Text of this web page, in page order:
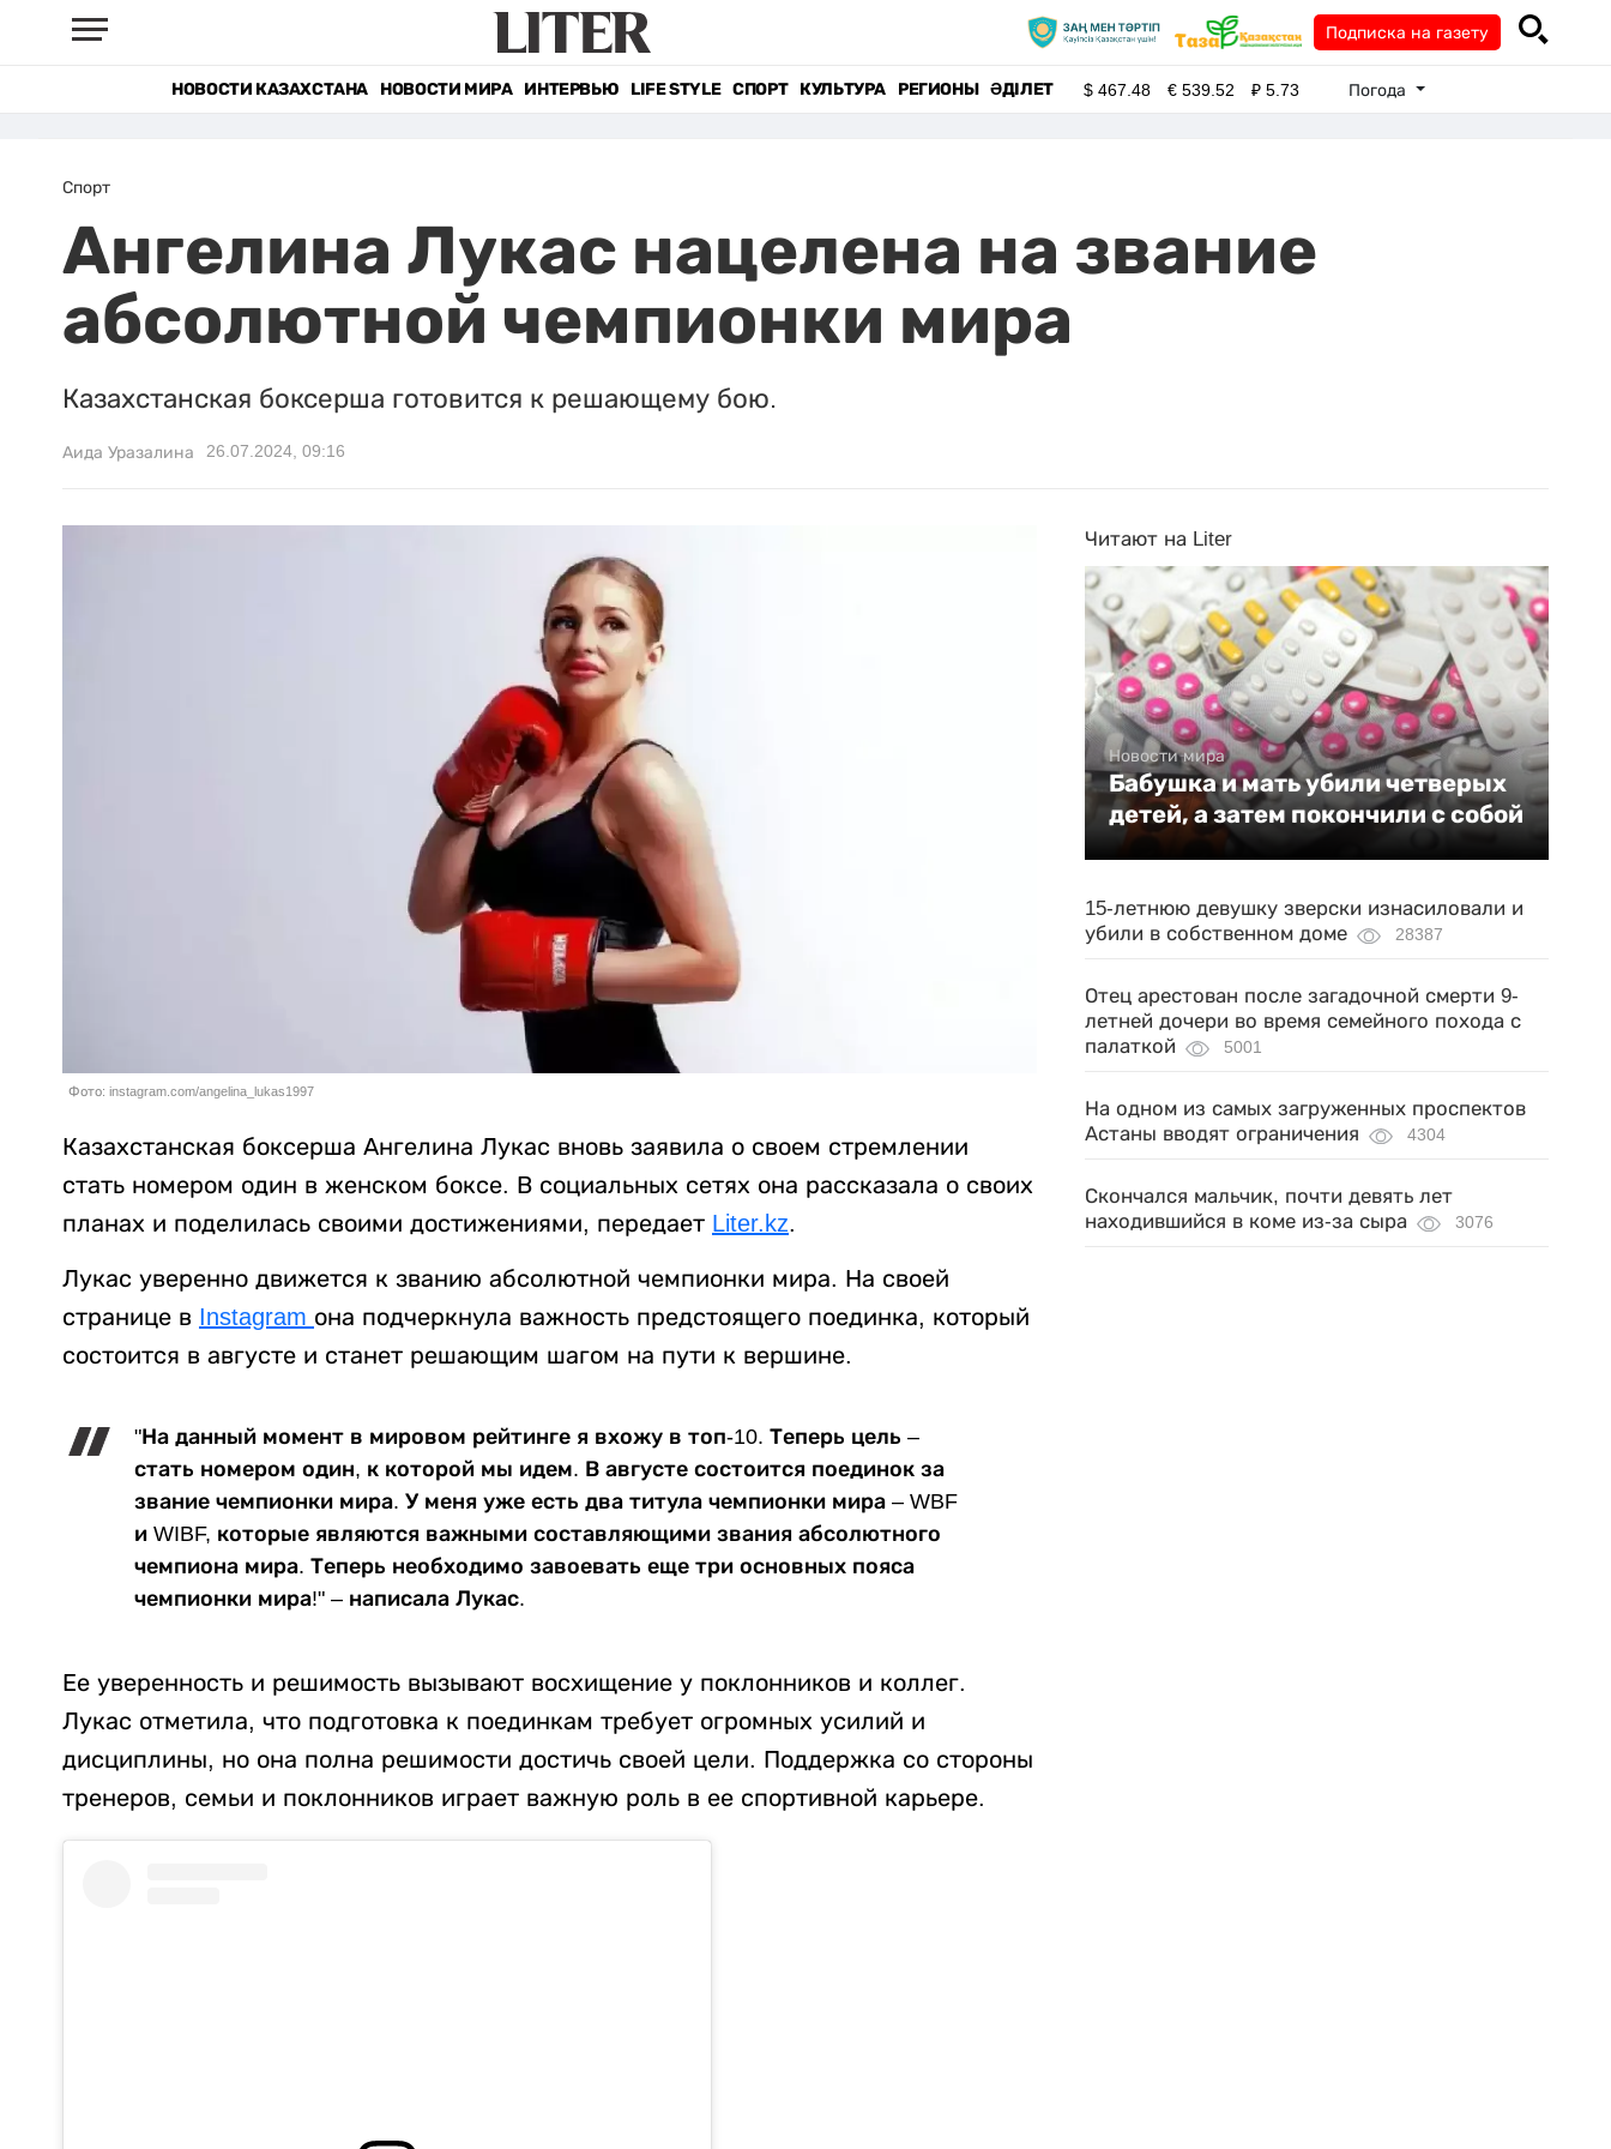
Подписка на газету
НОВОСТИ КАЗАХСТАНА НОВОСТИ МИРА ИНТЕРВЬЮ LIFE STYLE СПОРТ КУЛЬТУРА РЕГИОНЫ ӘДІЛЕТ $467.48 €539.52 ₽5.73 Погода
Спорт
Ангелина Лукас нацелена на звание
абсолютной чемпионки мира
Казахстанская боксерша готовится к решающему бою.
Аида Уразалина 26.07.2024, 09:16
Фото: instagram.com/angelina_lukas1997
Казахстанская боксерша Ангелина Лукас вновь заявила о своем стремлении
стать номером один в женском боксе. В социальных сетях она рассказала о своих
планах и поделилась своими достижениями, передает Liter.kz.
Лукас уверенно движется к званию абсолютной чемпионки мира. На своей
странице в Instagram она подчеркнула важность предстоящего поединка, который
состоится в августе и станет решающим шагом на пути к вершине.
"На данный момент в мировом рейтинге я вхожу в топ-10. Теперь цель –
стать номером один, к которой мы идем. В августе состоится поединок за
звание чемпионки мира. У меня уже есть два титула чемпионки мира – WBF
и WIBF, которые являются важными составляющими звания абсолютного
чемпиона мира. Теперь необходимо завоевать еще три основных пояса
чемпионки мира!" – написала Лукас.
Ее уверенность и решимость вызывают восхищение у поклонников и коллег.
Лукас отметила, что подготовка к поединкам требует огромных усилий и
дисциплины, но она полна решимости достичь своей цели. Поддержка со стороны
тренеров, семьи и поклонников играет важную роль в ее спортивной карьере.
Читают на Liter
Новости мира
Бабушка и мать убили четверых
детей, а затем покончили с собой
15-летнюю девушку зверски изнасиловали и
убили в собственном доме
28387
Отец арестован после загадочной смерти 9-
летней дочери во время семейного похода с
палаткой
5001
На одном из самых загруженных проспектов
Астаны вводят ограничения
4304
Скончался мальчик, почти девять лет
находившийся в коме из-за сыра
3076